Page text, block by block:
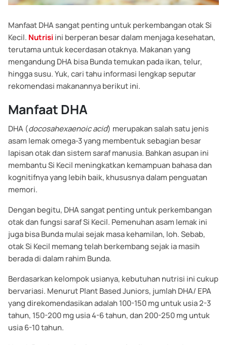
Manfaat DHA sangat penting untuk perkembangan otak Si
Kecil. Nutrisi ini berperan besar dalam menjaga kesehatan,
terutama untuk kecerdasan otaknya. Makanan yang
mengandung DHA bisa Bunda temukan pada ikan, telur,
hingga susu. Yuk, cari tahu informasi lengkap seputar
rekomendasi makanannya berikut ini.
Manfaat DHA
DHA (docosahexaenoic acid) merupakan salah satu jenis
asam lemak omega-3 yang membentuk sebagian besar
lapisan otak dan sistem saraf manusia. Bahkan asupan ini
membantu Si Kecil meningkatkan kemampuan bahasa dan
kognitifnya yang lebih baik, khususnya dalam penguatan
memori.
Dengan begitu, DHA sangat penting untuk perkembangan
otak dan fungsi saraf Si Kecil. Pemenuhan asam lemak ini
juga bisa Bunda mulai sejak masa kehamilan, loh. Sebab,
otak Si Kecil memang telah berkembang sejak ia masih
berada di dalam rahim Bunda.
Berdasarkan kelompok usianya, kebutuhan nutrisi ini cukup
bervariasi. Menurut Plant Based Juniors, jumlah DHA/ EPA
yang direkomendasikan adalah 100-150 mg untuk usia 2-3
tahun, 150-200 mg usia 4-6 tahun, dan 200-250 mg untuk
usia 6-10 tahun.